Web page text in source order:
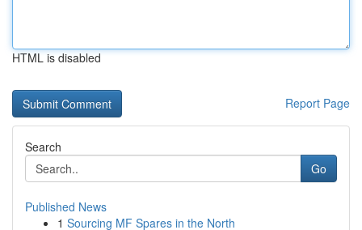
HTML is disabled
Report Page
Search
Go
Published News
1 Sourcing MF Spares in the North